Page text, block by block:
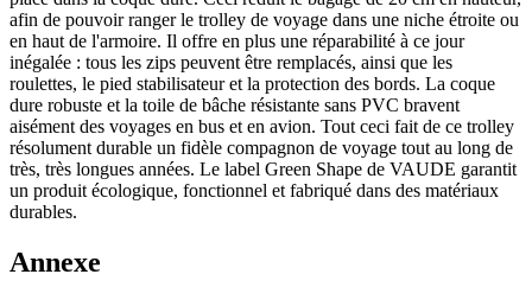
afin de pouvoir ranger le trolley de voyage dans une niche étroite ou
en haut de l'armoire. Il offre en plus une réparabilité à ce jour
inégalée : tous les zips peuvent être remplacés, ainsi que les
roulettes, le pied stabilisateur et la protection des bords. La coque
dure robuste et la toile de bâche résistante sans PVC bravent
aisément des voyages en bus et en avion. Tout ceci fait de ce trolley
résolument durable un fidèle compagnon de voyage tout au long de
très, très longues années. Le label Green Shape de VAUDE garantit
un produit écologique, fonctionnel et fabriqué dans des matériaux
durables.
Annexe